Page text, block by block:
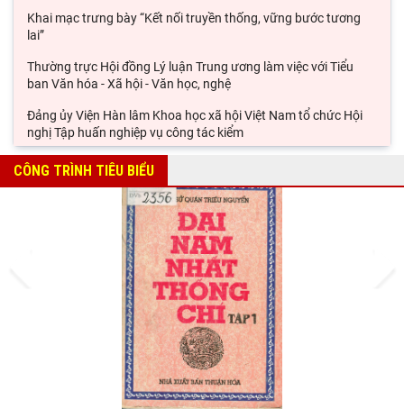
Khai mạc trưng bày “Kết nối truyền thống, vững bước tương
lai”
Thường trực Hội đồng Lý luận Trung ương làm việc với Tiểu
ban Văn hóa - Xã hội - Văn học, nghệ
Đảng ủy Viện Hàn lâm Khoa học xã hội Việt Nam tổ chức Hội
nghị Tập huấn nghiệp vụ công tác kiểm
Viện Sử học tham gia Hội thảo khoa học quốc gia "Danh nhân
Hội thảo khoa học quốc gia “Danh nhân văn hóa Lê Quý Đôn -
Di sản và giá trị thời đại”
Rà soát công tác chuẩn bị Hội thảo khoa học quốc gia "Danh
nhân văn hóa Lê Quý Đôn - Di sản và giá
CÔNG TRÌNH TIÊU BIỂU